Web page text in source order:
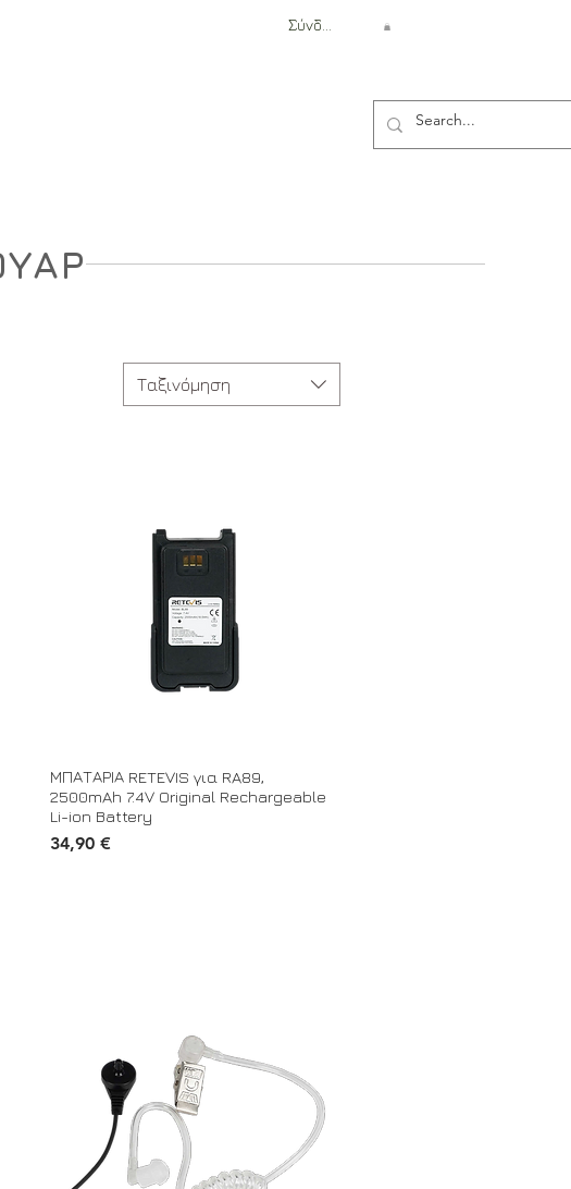
Σύνδεση
Ταξινόμηση
ΜΠΑΤΑΡΙΑ RETEVIS για RA89,
2500mAh 7.4V Original Rechargeable
Li-ion Battery
Τιμή
34,90 €